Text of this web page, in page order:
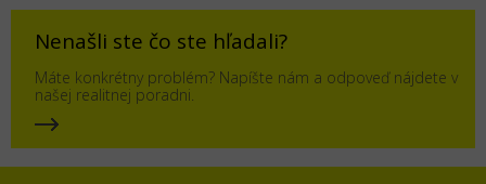
Nenašli ste čo ste hľadali?
Máte konkrétny problém? Napíšte nám a odpoveď nájdete v
našej realitnej poradni.